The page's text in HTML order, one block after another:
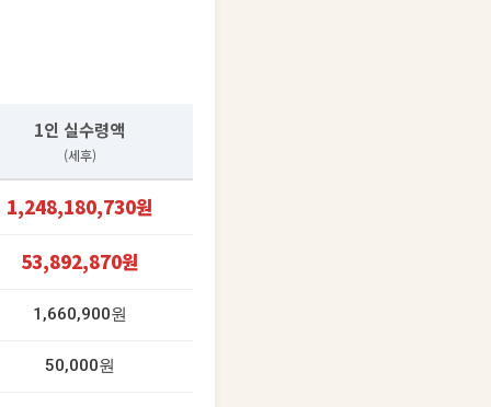
1인 실수령액
(세후)
1,248,180,730원
53,892,870원
1,660,900원
50,000원